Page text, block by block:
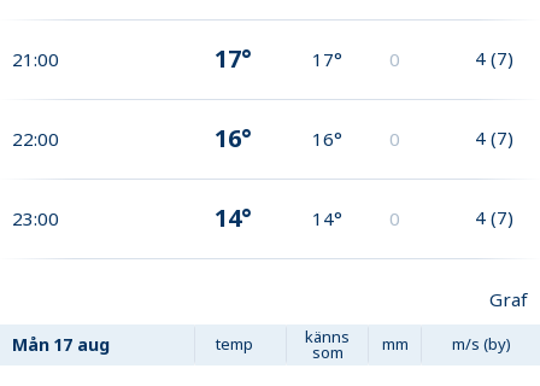
21:00 17° 17° 0 4 (7)
22:00 16° 16° 0 4 (7)
23:00 14° 14° 0 4 (7)
Graf
Mån 17 aug temp känns
som mm m/s (by)